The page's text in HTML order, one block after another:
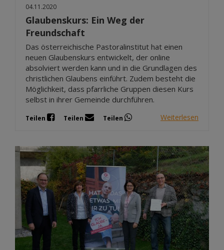
04.11.2020
Glaubenskurs: Ein Weg der
Freundschaft
Das österreichische Pastoralinstitut hat einen
neuen Glaubenskurs entwickelt, der online
absolviert werden kann und in die Grundlagen des
christlichen Glaubens einführt. Zudem besteht die
Möglichkeit, dass pfarrliche Gruppen diesen Kurs
selbst in ihrer Gemeinde durchführen.
Teilen Teilen Teilen Weiterlesen